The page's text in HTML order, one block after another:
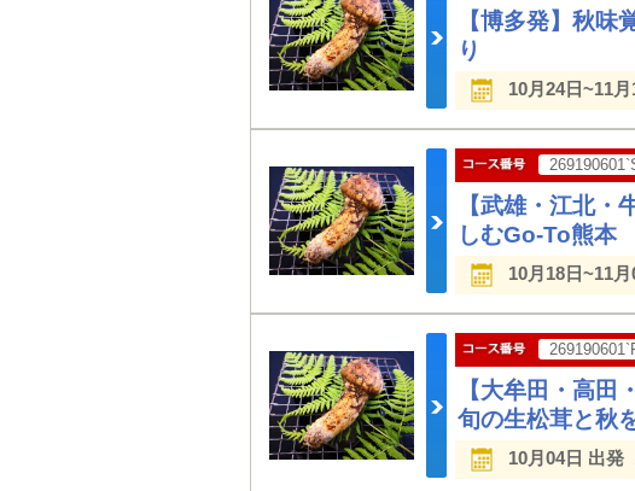
【博多発】秋
り
10月24日~11
【武雄・江北
しむGo-To熊本
10月18日~11
【大牟田・高
旬の生松茸と秋
10月04日 出発